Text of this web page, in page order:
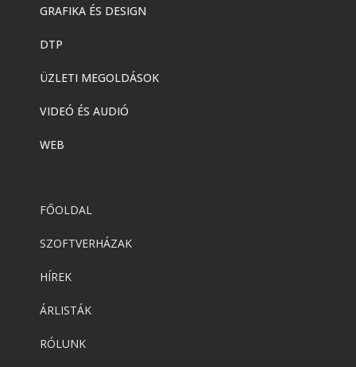
GRAFIKA ÉS DESIGN
DTP
ÜZLETI MEGOLDÁSOK
VIDEÓ ÉS AUDIÓ
WEB
FŐOLDAL
SZOFTVERHÁZAK
HÍREK
ÁRLISTÁK
RÓLUNK